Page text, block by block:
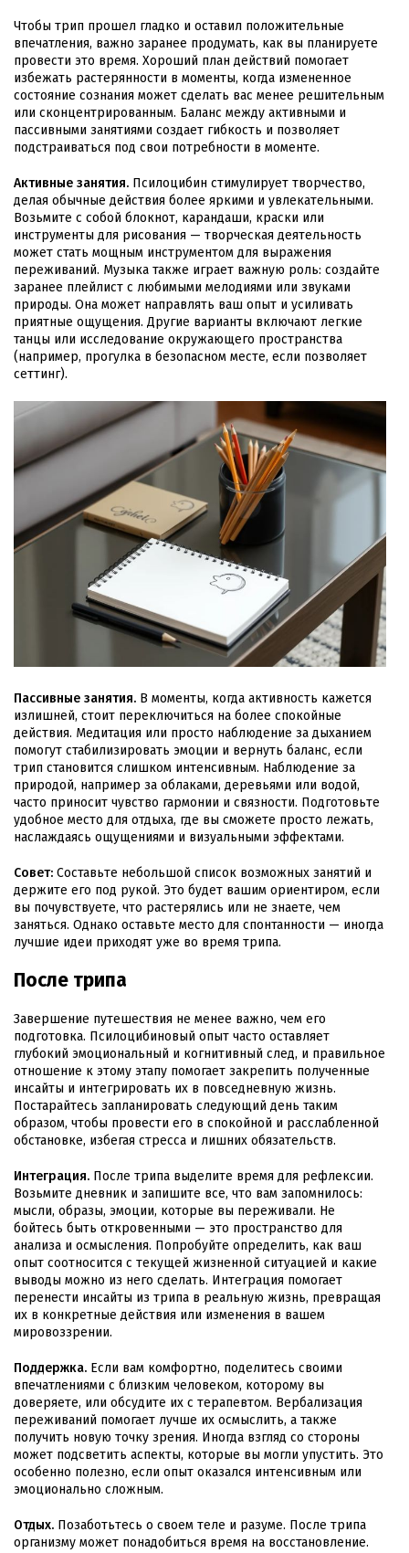
Чтобы трип прошел гладко и оставил положительные
впечатления, важно заранее продумать, как вы планируете
провести это время. Хороший план действий помогает
избежать растерянности в моменты, когда измененное
состояние сознания может сделать вас менее решительным
или сконцентрированным. Баланс между активными и
пассивными занятиями создает гибкость и позволяет
подстраиваться под свои потребности в моменте.
Активные занятия. Псилоцибин стимулирует творчество,
делая обычные действия более яркими и увлекательными.
Возьмите с собой блокнот, карандаши, краски или
инструменты для рисования — творческая деятельность
может стать мощным инструментом для выражения
переживаний. Музыка также играет важную роль: создайте
заранее плейлист с любимыми мелодиями или звуками
природы. Она может направлять ваш опыт и усиливать
приятные ощущения. Другие варианты включают легкие
танцы или исследование окружающего пространства
(например, прогулка в безопасном месте, если позволяет
сеттинг).
Пассивные занятия. В моменты, когда активность кажется
излишней, стоит переключиться на более спокойные
действия. Медитация или просто наблюдение за дыханием
помогут стабилизировать эмоции и вернуть баланс, если
трип становится слишком интенсивным. Наблюдение за
природой, например за облаками, деревьями или водой,
часто приносит чувство гармонии и связности. Подготовьте
удобное место для отдыха, где вы сможете просто лежать,
наслаждаясь ощущениями и визуальными эффектами.
Совет: Составьте небольшой список возможных занятий и
держите его под рукой. Это будет вашим ориентиром, если
вы почувствуете, что растерялись или не знаете, чем
заняться. Однако оставьте место для спонтанности — иногда
лучшие идеи приходят уже во время трипа.
После трипа
Завершение путешествия не менее важно, чем его
подготовка. Псилоцибиновый опыт часто оставляет
глубокий эмоциональный и когнитивный след, и правильное
отношение к этому этапу помогает закрепить полученные
инсайты и интегрировать их в повседневную жизнь.
Постарайтесь запланировать следующий день таким
образом, чтобы провести его в спокойной и расслабленной
обстановке, избегая стресса и лишних обязательств.
Интеграция. После трипа выделите время для рефлексии.
Возьмите дневник и запишите все, что вам запомнилось:
мысли, образы, эмоции, которые вы переживали. Не
бойтесь быть откровенными — это пространство для
анализа и осмысления. Попробуйте определить, как ваш
опыт соотносится с текущей жизненной ситуацией и какие
выводы можно из него сделать. Интеграция помогает
перенести инсайты из трипа в реальную жизнь, превращая
их в конкретные действия или изменения в вашем
мировоззрении.
Поддержка. Если вам комфортно, поделитесь своими
впечатлениями с близким человеком, которому вы
доверяете, или обсудите их с терапевтом. Вербализация
переживаний помогает лучше их осмыслить, а также
получить новую точку зрения. Иногда взгляд со стороны
может подсветить аспекты, которые вы могли упустить. Это
особенно полезно, если опыт оказался интенсивным или
эмоционально сложным.
Отдых. Позаботьтесь о своем теле и разуме. После трипа
организму может понадобиться время на восстановление.